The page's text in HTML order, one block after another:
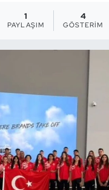
1
PAYLAŞIM
4
GÖSTERIM